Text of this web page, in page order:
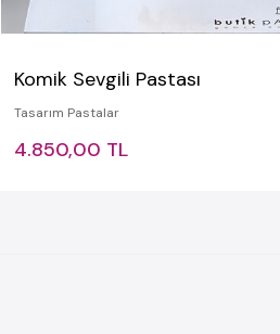
Komik Sevgili Pastası
Tasarım Pastalar
4.850,00 TL